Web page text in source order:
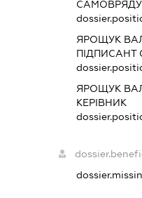
ЯРОЩУК
ПІДПИСАНТ
ЯРОЩУК
КЕРІВНИК